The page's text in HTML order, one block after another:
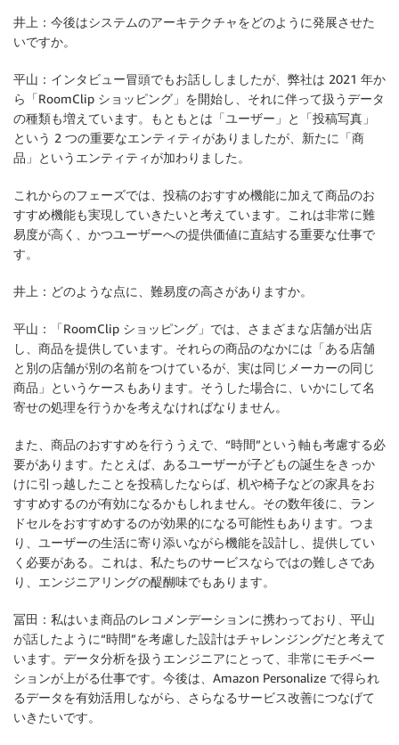
井上：今後はシステムのアーキテクチャをどのように発展させた
いですか。
平山：インタビュー冒頭でもお話ししましたが、弊社は 2021 年か
ら「RoomClip ショッピング」を開始し、それに伴って扱うデータ
の種類も増えています。もともとは「ユーザー」と「投稿写真」
という 2 つの重要なエンティティがありましたが、新たに「商
品」というエンティティが加わりました。
これからのフェーズでは、投稿のおすすめ機能に加えて商品のお
すすめ機能も実現していきたいと考えています。これは非常に難
易度が高く、かつユーザーへの提供価値に直結する重要な仕事で
す。
井上：どのような点に、難易度の高さがありますか。
平山：「RoomClip ショッピング」では、さまざまな店舗が出店
し、商品を提供しています。それらの商品のなかには「ある店舗
と別の店舗が別の名前をつけているが、実は同じメーカーの同じ
商品」というケースもあります。そうした場合に、いかにして名
寄せの処理を行うかを考えなければなりません。
また、商品のおすすめを行ううえで、“時間”という軸も考慮する必
要があります。たとえば、あるユーザーが子どもの誕生をきっか
けに引っ越したことを投稿したならば、机や椅子などの家具をお
すすめするのが有効になるかもしれません。その数年後に、ラン
ドセルをおすすめするのが効果的になる可能性もあります。つま
り、ユーザーの生活に寄り添いながら機能を設計し、提供してい
く必要がある。これは、私たちのサービスならではの難しさであ
り、エンジニアリングの醍醐味でもあります。
冨田：私はいま商品のレコメンデーションに携わっており、平山
が話したように“時間”を考慮した設計はチャレンジングだと考えて
います。データ分析を扱うエンジニアにとって、非常にモチベー
ションが上がる仕事です。今後は、Amazon Personalize で得られ
るデータを有効活用しながら、さらなるサービス改善につなげて
いきたいです。